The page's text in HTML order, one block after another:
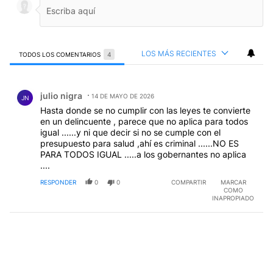
TODOS LOS COMENTARIOS 4 LOS MÁS RECIENTES
JN julio nigra 14 DE MAYO DE 2026
Hasta donde se no cumplir con las leyes te convierte
en un delincuente , parece que no aplica para todos
igual ......y ni que decir si no se cumple con el
presupuesto para salud ,ahí es criminal ......NO ES
PARA TODOS IGUAL .....a los gobernantes no aplica
....
RESPONDER 0 0 COMPARTIR
MARCAR
COMO
INAPROPIADO